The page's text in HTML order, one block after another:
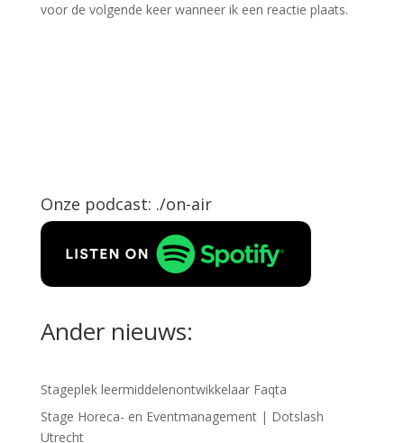
voor de volgende keer wanneer ik een reactie plaats.
Onze podcast: ./on-air
Ander nieuws:
Stageplek leermiddelenontwikkelaar Faqta
Stage Horeca- en Eventmanagement | Dotslash
Utrecht